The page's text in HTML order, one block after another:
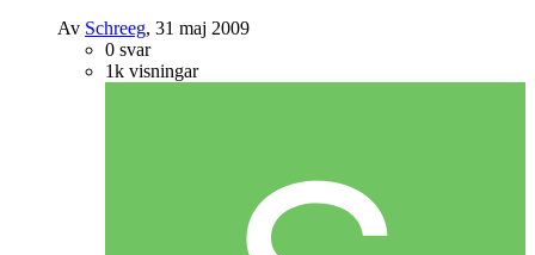
Av Schreeg, 31 maj 2009
0 svar
1k visningar